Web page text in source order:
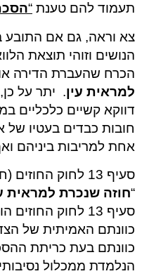
תעמוד להם טענת “
צא וראה, גם אם התובע
הנושים וזוהי תוצאת
הכרח שהעברת הדירה
למראית עין. יתר על
דווקא קשיים כלכליים
חובות כבדים בעטיו של
אחת למריבות ביניהם
סעיף 13 לחוק
“חוזה שנכרת למראית
סעיף 13 לחוק
כוונתם האמיתית של
כוונתם בעת כריתת